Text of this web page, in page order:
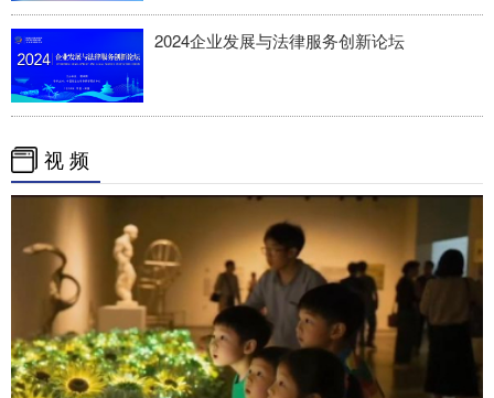
2024企业发展与法律服务创新论坛
视 频